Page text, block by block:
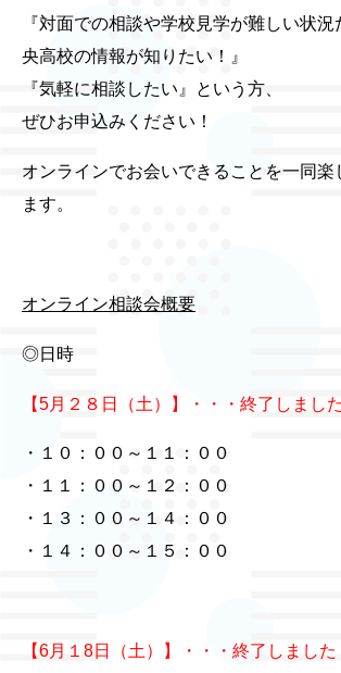
『対面での相談や学校見学が難しい状
央高校の情報が知りたい！』
『気軽に相談したい』という方、
ぜひお申込みください！
オンラインでお会いできることを一同楽
ます。
オンライン相談会概要
◎日時
【5月２８日（土）】・・・終了しました
・１０：００～１１：００
・１１：００～１２：００
・１３：００～１４：００
・１４：００～１５：００
【6月１8日（土）】・・・終了しました